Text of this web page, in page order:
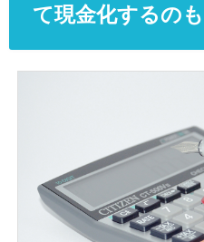
て現金化するの